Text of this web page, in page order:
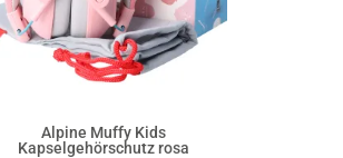
Alpine Muffy Kids
Kapselgehörschutz rosa